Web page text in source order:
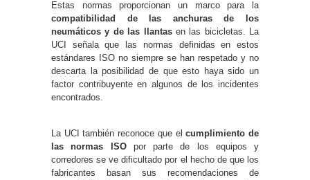
Estas normas proporcionan un marco para la
compatibilidad de las anchuras de los
neumáticos y de las llantasen las bicicletas. La
UCI señala que las normas definidas en estos
estándares ISO no siempre se han respetado y no
descarta la posibilidad de que esto haya sido un
factor contribuyente en algunos de los incidentes
encontrados.
La UCI también reconoce que elcumplimiento de
las normas ISOpor parte de los equipos y
corredores se ve dificultado por el hecho de que los
fabricantes basan sus recomendaciones de